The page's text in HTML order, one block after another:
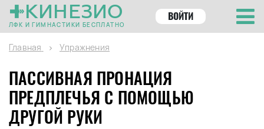
КИНЕЗИО
ЛФК И ГИМНАСТИКИ БЕСПЛАТНО
ВОЙТИ
Главная Упражнения
ПАССИВНАЯ ПРОНАЦИЯ
ПРЕДПЛЕЧЬЯ С ПОМОЩЬЮ
ДРУГОЙ РУКИ